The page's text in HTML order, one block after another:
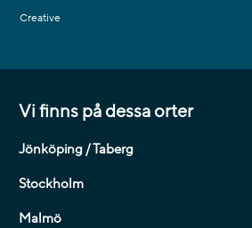
Creative
Vi finns på dessa orter
Jönköping / Taberg
Stockholm
Malmö